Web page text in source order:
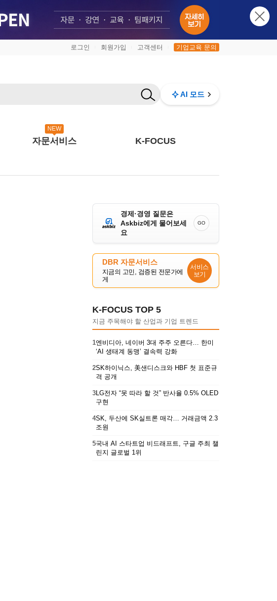
로그인 회원가입 고객센터 기업교육 문의
AI 모드
NEW
자문서비스 K-FOCUS
경제·경영 질문은
Askbiz에게 물어보세
요
GO
DBR 자문서비스
지금의 고민, 검증된 전문가에
게
서비스
보기
K-FOCUS TOP 5
지금 주목해야 할 산업과 기업 트렌드
1엔비디아, 네이버 3대 주주 오른다… 한미
‘AI 생태계 동맹’ 결속력 강화
2SK하이닉스, 美샌디스크와 HBF 첫 표준규
격 공개
3LG전자 “못 따라 할 것” 반사율 0.5% OLED
구현
4SK, 두산에 SK실트론 매각… 거래금액 2.3
조원
5국내 AI 스타트업 비드래프트, 구글 주최 챌
린지 글로벌 1위